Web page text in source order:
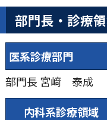
部門長・診療
医系診療部⾨
部門長 宮﨑 泰成
内科系診療領域